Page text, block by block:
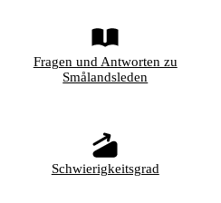
Fragen und Antworten zu
Smålandsleden
Schwierigkeitsgrad